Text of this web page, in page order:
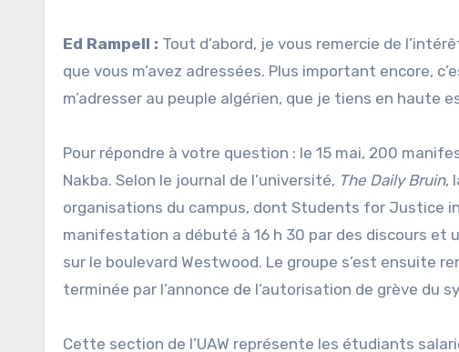
Ed Rampell : Tout d’abord, je vous remercie de
que vous m’avez adressées. Plus important encore,
m’adresser au peuple algérien, que je tiens en haute
Pour répondre à votre question : le 15 mai, 200
Nakba. Selon le journal de l’université, The Daily Bruin,
organisations du campus, dont Students for Justice
manifestation a débuté à 16 h 30 par des discours et
sur le boulevard Westwood. Le groupe s’est ensuite
terminée par l’annonce de l’autorisation de grève du
Cette section de l’UAW représente les étudiants